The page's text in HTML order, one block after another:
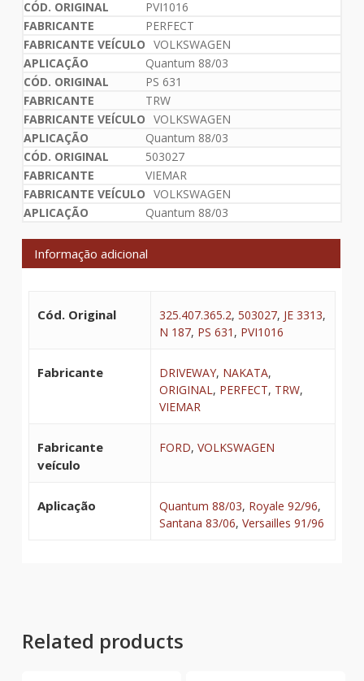
PVI1016
PERFECT
VOLKSWAGEN
Quantum 88/03
PS 631
TRW
VOLKSWAGEN
Quantum 88/03
503027
VIEMAR
VOLKSWAGEN
Quantum 88/03
Informação adicional
Cód. Original 325.407.365.2, 503027, JE 3313,
N 187, PS 631 , PVI1016
Fabricante DRIVEWAY, NAKATA,
ORIGINAL, PERFECT, TRW,
VIEMAR
Fabricante
veículo
FORD, VOLKSWAGEN
Aplicação Quantum 88/03, Royale 92/96,
Santana 83/06, Versailles 91/96
Related products